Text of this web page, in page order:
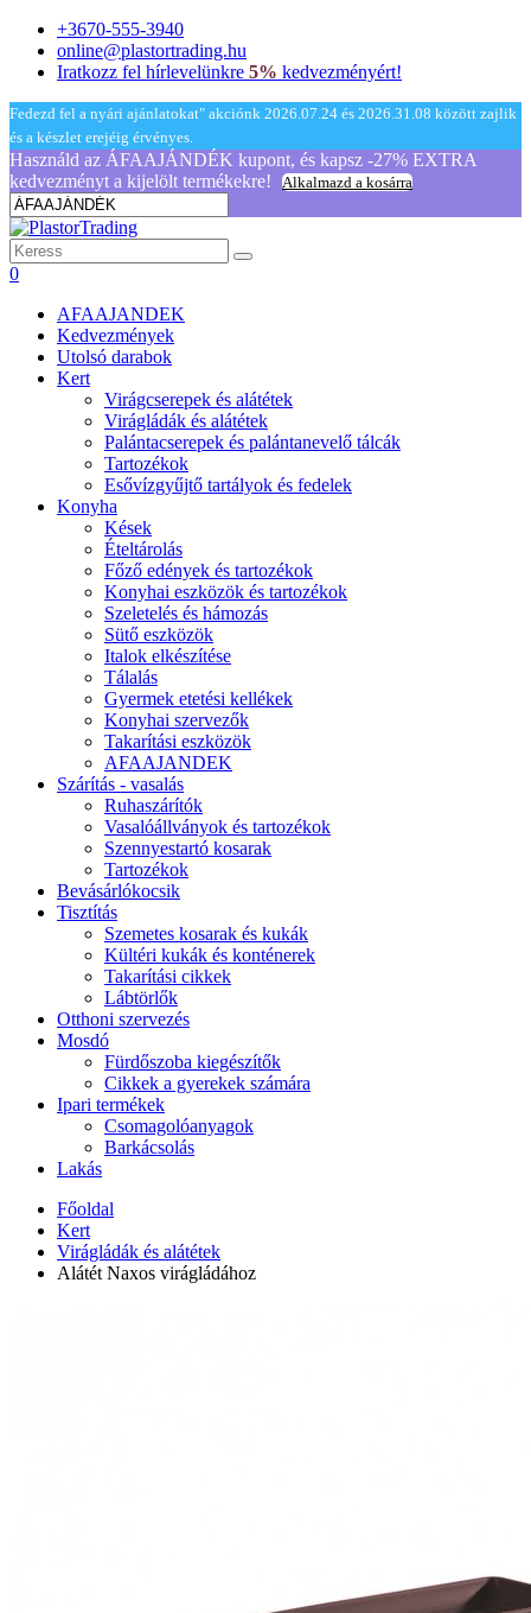
+3670-555-3940
online@plastortrading.hu
Iratkozz fel hírlevelünkre 5% kedvezményért!
Fedezd fel a nyári ajánlatokat" akciónk 2026.07.24 és 2026.31.08 között zajlik
és a készlet erejéig érvényes.
Használd az ÁFAAJÁNDÉK kupont, és kapsz -27% EXTRA
kedvezményt a kijelölt termékekre!
Alkalmazd a kosárra
0
AFAAJANDEK
Kedvezmények
Utolsó darabok
Kert
Virágcserepek és alátétek
Virágládák és alátétek
Palántacserepek és palántanevelő tálcák
Tartozékok
Esővízgyűjtő tartályok és fedelek
Konyha
Kések
Ételtárolás
Főző edények és tartozékok
Konyhai eszközök és tartozékok
Szeletelés és hámozás
Sütő eszközök
Italok elkészítése
Tálalás
Gyermek etetési kellékek
Konyhai szervezők
Takarítási eszközök
AFAAJANDEK
Szárítás - vasalás
Ruhaszárítók
Vasalóállványok és tartozékok
Szennyestartó kosarak
Tartozékok
Bevásárlókocsik
Tisztítás
Szemetes kosarak és kukák
Kültéri kukák és konténerek
Takarítási cikkek
Lábtörlők
Otthoni szervezés
Mosdó
Fürdőszoba kiegészítők
Cikkek a gyerekek számára
Ipari termékek
Csomagolóanyagok
Barkácsolás
Lakás
Főoldal
Kert
Virágládák és alátétek
Alátét Naxos virágládához